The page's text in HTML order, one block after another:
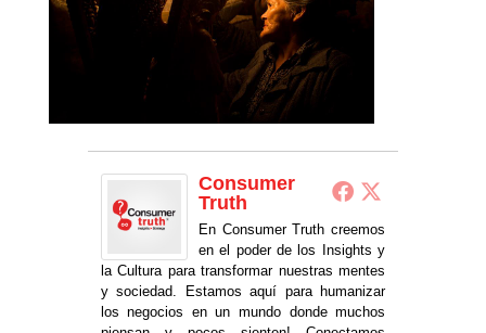
Consumer
Truth
En Consumer Truth creemos
en el poder de los Insights y
la Cultura para transformar nuestras mentes
y sociedad. Estamos aquí para humanizar
los negocios en un mundo donde muchos